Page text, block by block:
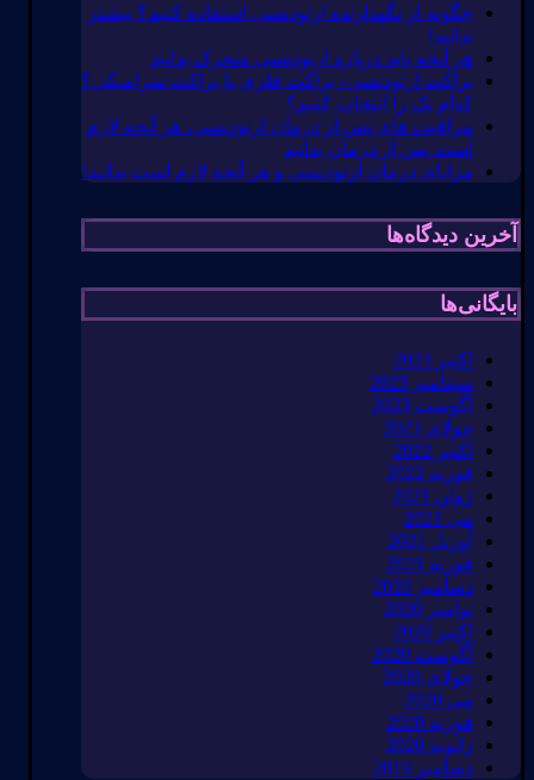
چگونه از نگهدارنده ارتودنسی استفاده کنیم؟ بیشتر
بدانید!
هر آنچه باید درباره ارتودنسی متحرک بدانید
براکت ارتودنسی- براکت فلزی یا براکت سرامیکی؟
کدام یک را انتخاب کنیم؟
مراقبت های پس از درمان ارتودنسی، هر آنچه لازم
است پس از درمان بدانید
مزایای درمان ارتودنسی و هر آنچه لازم است بدانید!
آخرین دیدگاه‌ها
بایگانی‌ها
اکتبر 2023
سپتامبر 2023
آگوست 2023
جولای 2023
اکتبر 2022
فوریه 2022
ژوئن 2021
می 2021
آوریل 2021
فوریه 2021
دسامبر 2020
نوامبر 2020
اکتبر 2020
آگوست 2020
جولای 2020
می 2020
فوریه 2020
ژانویه 2020
دسامبر 2019